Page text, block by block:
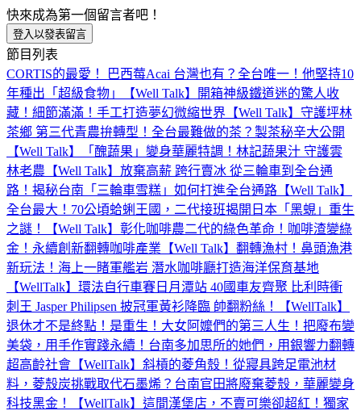
快來成為第一個留言者吧！
登入以發表留言
節目列表
CORTIS的最愛！ 巴西莓Acai 台灣也有？全台唯一！他堅持10
年種出「超級食物」【Well Talk】
開箱神級鐵道迷的驚人收
藏！細節滿滿！手工打造夢幻微縮世界【Well Talk】 守護坪林
茶鄉 第三代青農拚轉型！全台最難做的茶？製茶秘辛大公開
【Well Talk】
「醜蔬果」變身華麗特調！林記蔬果汁 守護雲
林老農【Well Talk】 放棄高薪 跨行賣冰 從三輪車到全台通
路！揭秘台南「三輪車雪糕」如何打進全台通路【Well Talk】
全台最大！70公頃蛤蜊王國，二代接班揭開日本「黑蜆」重生
之謎！【Well Talk】 彰化咖啡農二代的綠色革命！咖啡渣變綠
金！永續創新翻轉咖啡產業【Well Talk】 翻轉漁村！鼻頭漁港
新玩法！海上一睹軍艦岩 潛水咖啡廳打造海洋保育基地
【WellTalk】 環法自行車賽日月潭站 40國車友齊聚 比利時衝
刺王 Jasper Philipsen 披冠軍黃衫降臨 帥翻粉絲！【WellTalk】
退休才不是終點！是重生！大女阿嬤們的第三人生！把廢布變
美袋，用手作實踐永續！台南多加思所的她們，用銀響力翻轉
超高齡社會【WellTalk】 斜槓的菱角殼！從寢具跨足電池材
料，菱殼炭挑戰取代石墨烯？台南官田將廢棄菱殼，華麗變身
科技黑金！【WellTalk】 這間漢堡店，不賣可樂卻超紅！獨家